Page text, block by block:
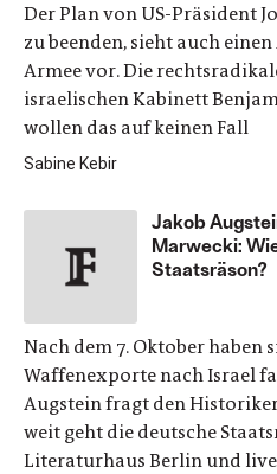
Der Plan von US-Präsident
zu beenden, sieht auch
Armee vor. Die
israelischen Kabinett
wollen das auf keinen Fall
Sabine Kebir
Jakob
Marwecki:
Staatsräson?
Nach dem 7. Oktober haben
Waffenexporte nach Israel
Augstein fragt den
weit geht die deutsche
Literaturhaus Berlin und